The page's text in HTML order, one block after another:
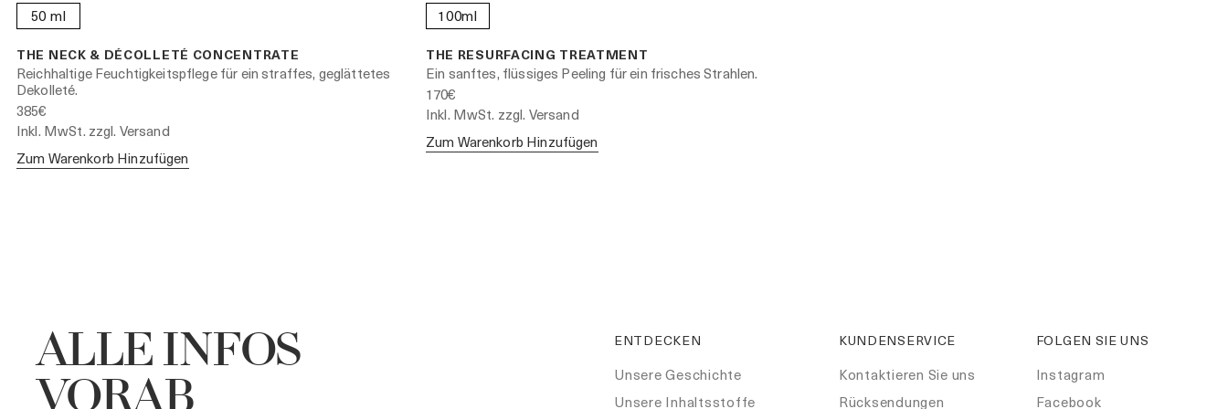
50 ml
THE NECK & DÉCOLLETÉ CONCENTRATE
Reichhaltige Feuchtigkeitspflege für ein straffes, geglättetes
Dekolleté.
385€
Inkl. MwSt. zzgl. Versand
Zum Warenkorb Hinzufügen
100ml
THE RESURFACING TREATMENT
Ein sanftes, flüssiges Peeling für ein frisches Strahlen.
170€
Inkl. MwSt. zzgl. Versand
Zum Warenkorb Hinzufügen
ALLE INFOS
ENTDECKEN
Unsere Geschichte
Unsere Inhaltsstoffe
KUNDENSERVICE
Kontaktieren Sie uns
Rücksendungen
FOLGEN SIE UNS
Instagram
Facebook